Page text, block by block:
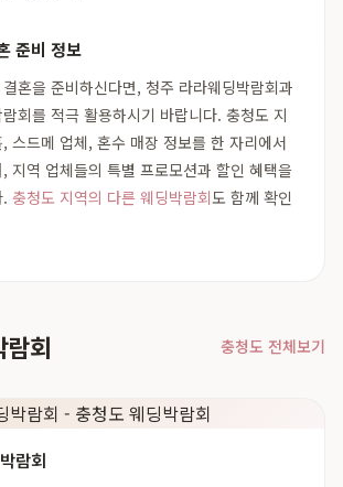
준비 정보
혼을 준비하신다면, 청주 라라웨딩박람회과
회를 적극 활용하시기 바랍니다. 충청도 지
스드메 업체, 혼수 매장 정보를 한 자리에서
지역 업체들의 특별 프로모션과 할인 혜택을
충청도 지역의 다른 웨딩박람회도 함께 확인
람회 충청도 전체보기
람회